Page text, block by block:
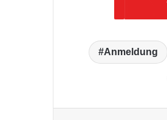
Anmeldung